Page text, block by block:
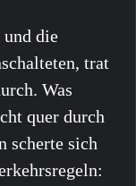
die
trat
Was
quer durch
scherte sich